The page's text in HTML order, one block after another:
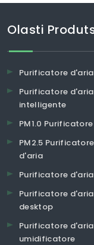
Olasti
Purificatore d'aria
Purificatore d'aria
intelligente
PM1.0
PM2.5 Purificatore
d'aria
Purificatore
Purificatore d'aria
desktop
Purificatore d'aria
umidificatore